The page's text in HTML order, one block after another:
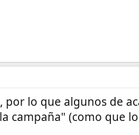
por lo que algunos de
campaña" (como que